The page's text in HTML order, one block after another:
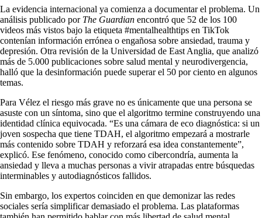
La evidencia internacional ya comienza a documentar el problema. Un
análisis publicado por The Guardian encontró que 52 de los 100
videos más vistos bajo la etiqueta #mentalhealthtips en TikTok
contenían información errónea o engañosa sobre ansiedad, trauma y
depresión. Otra revisión de la Universidad de East Anglia, que analizó
más de 5.000 publicaciones sobre salud mental y neurodivergencia,
halló que la desinformación puede superar el 50 por ciento en algunos
temas.
Para Vélez el riesgo más grave no es únicamente que una persona se
asuste con un síntoma, sino que el algoritmo termine construyendo una
identidad clínica equivocada. “Es una cámara de eco diagnóstica: si un
joven sospecha que tiene TDAH, el algoritmo empezará a mostrarle
más contenido sobre TDAH y reforzará esa idea constantemente”,
explicó. Ese fenómeno, conocido como cibercondría, aumenta la
ansiedad y lleva a muchas personas a vivir atrapadas entre búsquedas
interminables y autodiagnósticos fallidos.
Sin embargo, los expertos coinciden en que demonizar las redes
sociales sería simplificar demasiado el problema. Las plataformas